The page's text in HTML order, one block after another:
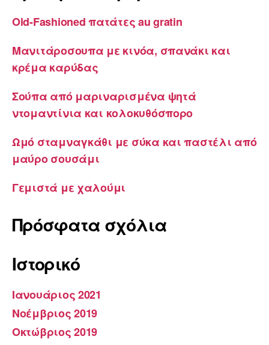
Old-Fashioned πατάτες au gratin
Μανιτάροσουπα με κινόα, σπανάκι και
κρέμα καρύδας
Σούπα από μαριναρισμένα ψητά
ντομαντίνια και κολοκυθόσπορο
Ωμό σταμναγκάθι με σύκα και παστέλι από
μαύρο σουσάμι
Γεμιστά με χαλούμι
Πρόσφατα σχόλια
Ιστορικό
Ιανουάριος 2021
Νοέμβριος 2019
Οκτώβριος 2019